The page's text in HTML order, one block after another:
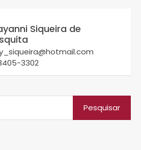
Siqueira de
3302